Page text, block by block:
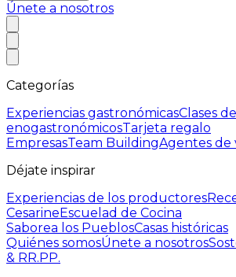
Únete a nosotros
Categorías
Experiencias gastronómicasClases
enogastronómicosTarjeta regalo
EmpresasTeam BuildingAgentes de
Déjate inspirar
Experiencias de los productores
CesarineEscuelad de Cocina
Saborea los PueblosCasas históricas
Quiénes somosÚnete a nosotros
& RR.PP.